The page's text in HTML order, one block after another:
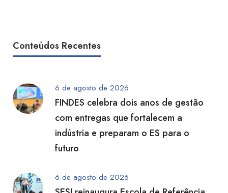
Conteúdos Recentes
6 de agosto de 2026
FINDES celebra dois anos de gestão
com entregas que fortalecem a
indústria e preparam o ES para o
futuro
6 de agosto de 2026